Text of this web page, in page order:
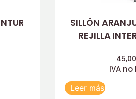
SILLÓN
REJILLA
45,00
IVA no
Leer más